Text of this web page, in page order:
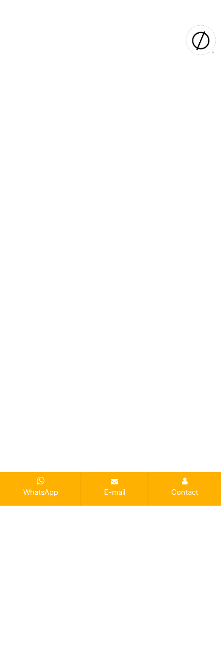
WhatsApp E-mail Contact